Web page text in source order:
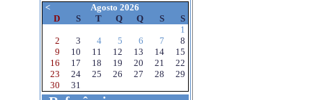
<
Agosto 2026
D
S T Q Q S
S
1
2
3 4 5 6 7
8
9
10 11 12 13 14
15
16
17 18 19 20 21
22
23
24 25 26 27 28
29
30
31